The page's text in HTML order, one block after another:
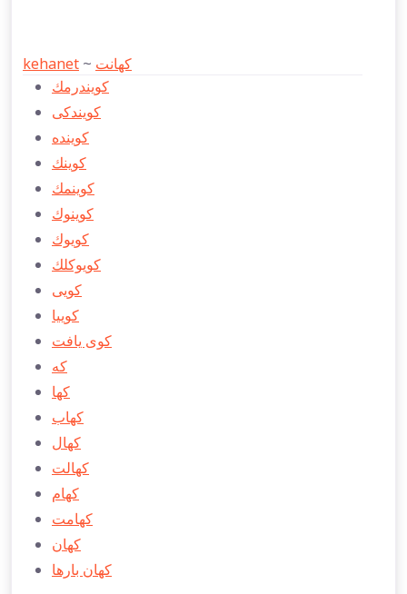
kehanet ~ كهانت
كويندرمك
كويندكی
كوينده
كوينك
كوينمك
كوينوك
كويوك
كويوكلك
كویی
كوییا
كوی يافت
كه
كها
كهاب
كهال
كهالت
كهام
كهامت
كهان
كهان بارها